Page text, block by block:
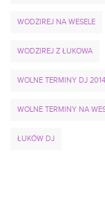
WODZIREJ NA WESELE
WODZIREJ Z ŁUKOWA
WOLNE TERMINY DJ 2014
WOLNE TERMINY NA
ŁUKÓW DJ